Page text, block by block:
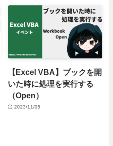
【Excel VBA】ブックを開
いた時に処理を実行する
（Open）
2023/11/05